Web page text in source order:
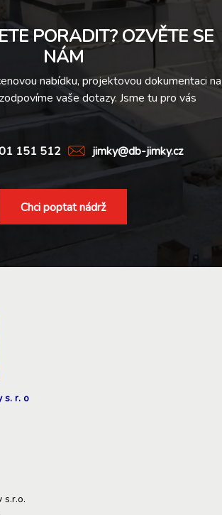
PORADIT? OZVĚTE SE
NÁM
nabídku, projektovou dokumentaci na
vaše dotazy. Jsme tu pro vás
151 512 jimky@db-jimky.cz
Chci poptat nádrž
s. r. o
s.r.o.